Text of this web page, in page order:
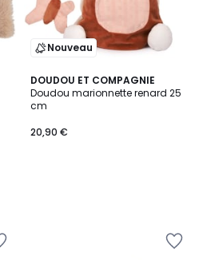
Nouveau
DOUDOU ET COMPAGNIE
Doudou marionnette renard 25
cm
20,90 €